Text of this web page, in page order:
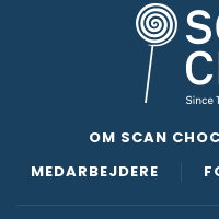
OM SCAN
MEDARBEJDERE